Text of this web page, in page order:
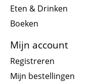
Eten & Drinken
Boeken
Mijn account
Registreren
Mijn bestellingen